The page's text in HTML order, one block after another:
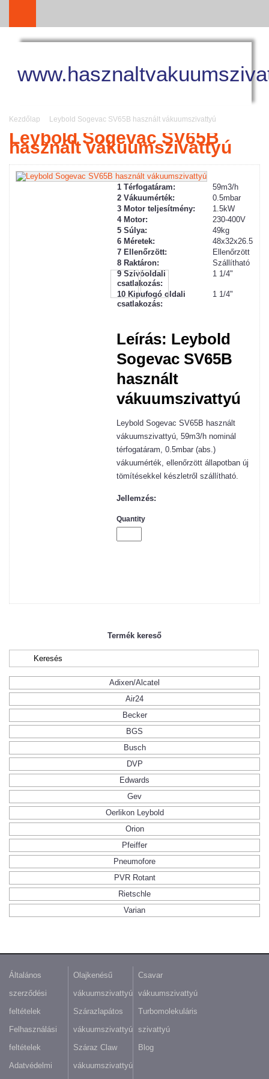
Kezdőlap Leybold Sogevac SV65B használt vákuumszivattyú
Leybold Sogevac SV65B
használt vákuumszivattyú
1 Térfogatáram:
59m3/h
2 Vákuumérték:
0.5mbar
3 Motor teljesítmény:
1.5kW
4 Motor:
230-400V
5 Súlya:
49kg
6 Méretek:
48x32x26.5
7 Ellenőrzött:
Ellenőrzött
8 Raktáron:
Szállítható
9 Szívóoldali
csatlakozás:
1 1/4"
10 Kipufogó oldali
csatlakozás:
1 1/4"
Leírás: Leybold
Sogevac SV65B
használt
vákuumszivattyú
Leybold Sogevac SV65B használt
vákuumszivattyú, 59m3/h nominál
térfogatáram, 0.5mbar (abs.)
vákuumérték, ellenőrzött állapotban új
tömítésekkel készletről szállítható.
Jellemzés:
Quantity
Termék kereső
Adixen/Alcatel
Air24
Becker
BGS
Busch
DVP
Edwards
Gev
Oerlikon Leybold
Orion
Pfeiffer
Pneumofore
PVR Rotant
Rietschle
Varian
Általános
szerződési
feltételek
Felhasználási
feltételek
Adatvédelmi
Olajkenésű
vákuumszivattyú
Szárazlapátos
vákuumszivattyú
Száraz Claw
vákuumszivattyú
Csavar
vákuumszivattyú
Turbomolekuláris
szivattyú
Blog